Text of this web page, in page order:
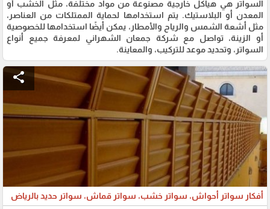
السواتر هي هياكل خارجية مصنوعة من مواد مختلفة، مثل الخشب أو
المعدن أو البلاستيك. يتم استخدامها لحماية الممتلكات من العناصر،
مثل أشعة الشمس والرياح والأمطار، يمكن أيضًا استخدامها للخصوصية
أو الزينة، تواصل مع شركة جمعان الشهراني لمعرفة جميع أنواع
السواتر، وتحديد موعد للتركيب، والمعاينة.
share
أفكار سواتر أحواش، سواتر خشب، سواتر قماش، سواتر حديد بالرياض